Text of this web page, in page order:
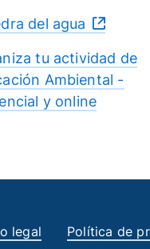
del agua
tu actividad de
Ambiental -
y online
legal Política de